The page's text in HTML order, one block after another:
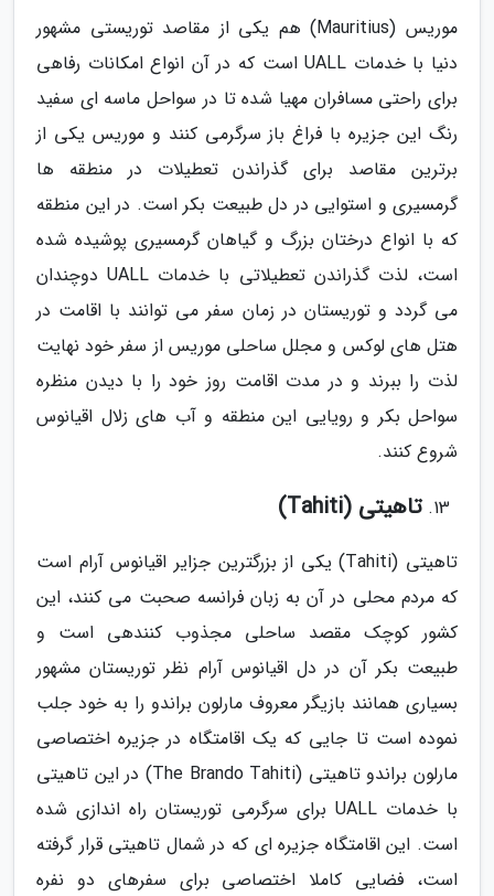
موریس (Mauritius) هم یکی از مقاصد توریستی مشهور
دنیا با خدمات UALL است که در آن انواع امکانات رفاهی
برای راحتی مسافران مهیا شده تا در سواحل ماسه ای سفید
رنگ این جزیره با فراغ باز سرگرمی کنند و موریس یکی از
برترین مقاصد برای گذراندن تعطیلات در منطقه ها
گرمسیری و استوایی در دل طبیعت بکر است. در این منطقه
که با انواع درختان بزرگ و گیاهان گرمسیری پوشیده شده
است، لذت گذراندن تعطیلاتی با خدمات UALL دوچندان
می گردد و توریستان در زمان سفر می توانند با اقامت در
هتل های لوکس و مجلل ساحلی موریس از سفر خود نهایت
لذت را ببرند و در مدت اقامت روز خود را با دیدن منظره
سواحل بکر و رویایی این منطقه و آب های زلال اقیانوس
شروع کنند.
تاهیتی (Tahiti)
تاهیتی (Tahiti) یکی از بزرگترین جزایر اقیانوس آرام است
که مردم محلی در آن به زبان فرانسه صحبت می کنند، این
کشور کوچک مقصد ساحلی مجذوب کنندهی است و
طبیعت بکر آن در دل اقیانوس آرام نظر توریستان مشهور
بسیاری همانند بازیگر معروف مارلون براندو را به خود جلب
نموده است تا جایی که یک اقامتگاه در جزیره اختصاصی
مارلون براندو تاهیتی (The Brando Tahiti) در این تاهیتی
با خدمات UALL برای سرگرمی توریستان راه اندازی شده
است. این اقامتگاه جزیره ای که در شمال تاهیتی قرار گرفته
است، فضایی کاملا اختصاصی برای سفرهای دو نفره